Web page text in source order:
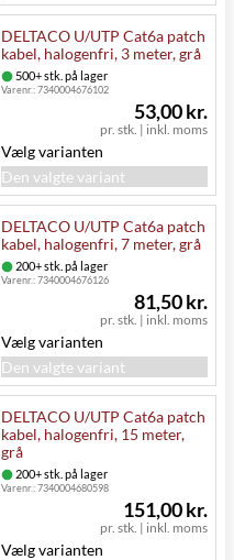
DELTACO U/UTP Cat6a patch
kabel, halogenfri, 3 meter, grå
500+ stk. på lager
Varenr.:7340004676102
pr. stk. | inkl. moms
53,00 kr.
Vælg varianten
Den valgte variant
DELTACO U/UTP Cat6a patch
kabel, halogenfri, 7 meter, grå
200+ stk. på lager
Varenr.:7340004676126
pr. stk. | inkl. moms
81,50 kr.
Vælg varianten
Den valgte variant
DELTACO U/UTP Cat6a patch
kabel, halogenfri, 15 meter,
grå
200+ stk. på lager
Varenr.:7340004680598
pr. stk. | inkl. moms
151,00 kr.
Vælg varianten